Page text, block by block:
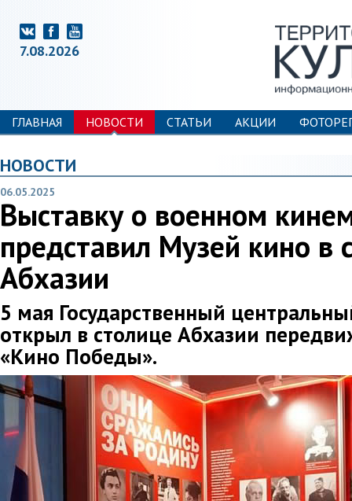
7.08.2026
ГЛАВНАЯ НОВОСТИ СТАТЬИ АКЦИИ
НОВОСТИ
06.05.2025
Выставку о военном
представил Музей кино в
Абхазии
5 мая Государственный
открыл в столице Абхазии
«Кино Победы».